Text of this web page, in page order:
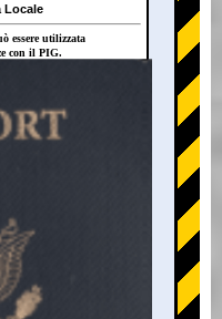
Locale
essere utilizzata
con il PIG.